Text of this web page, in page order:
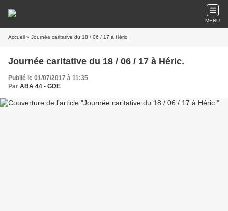
MENU
Accueil » Journée caritative du 18 / 06 / 17 à Héric.
Journée caritative du 18 / 06 / 17 à Héric.
Publié le 01/07/2017 à 11:35
Par ABA 44 - GDE